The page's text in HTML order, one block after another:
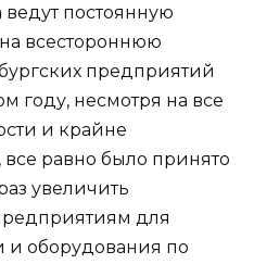
ведут постоянную
всестороннюю
предприятий
году, несмотря на все
и крайне
равно было принято
увеличить
для
и оборудования по